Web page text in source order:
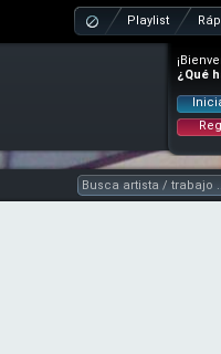
Playlist
¿Qué